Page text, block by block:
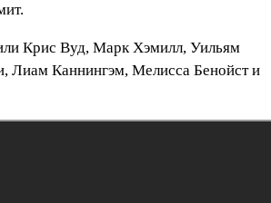
Крис Вуд, Марк Хэмилл, Уильям
Лиам Каннингэм, Мелисса Бенойст и